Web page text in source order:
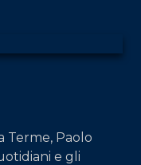
Terme, Paolo
e gli